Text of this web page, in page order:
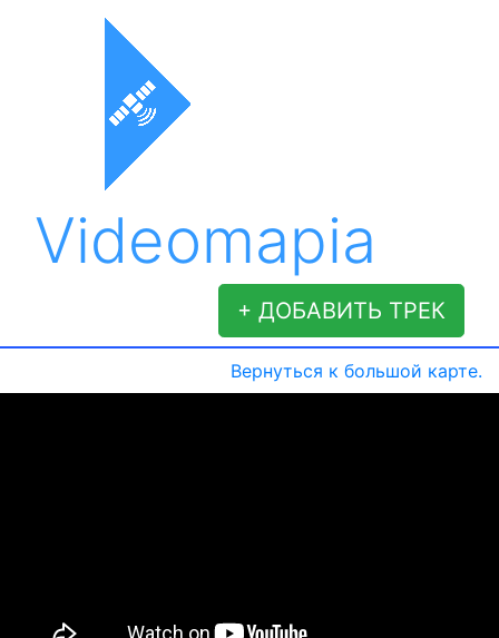
Videomapia
+ ДОБАВИТЬ ТРЕК
Вернуться к большой карте.